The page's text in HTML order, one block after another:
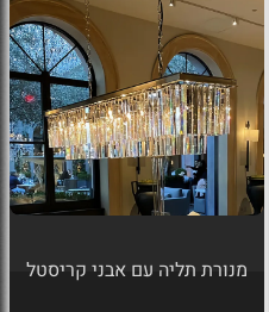
מנורת תליה עם אבני קריסטל